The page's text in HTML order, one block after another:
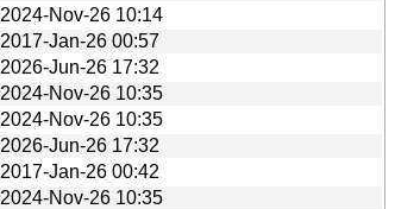
2024-Nov-26 10:14
2017-Jan-26 00:57
2026-Jun-26 17:32
2024-Nov-26 10:35
2024-Nov-26 10:35
2026-Jun-26 17:32
2017-Jan-26 00:42
2024-Nov-26 10:35